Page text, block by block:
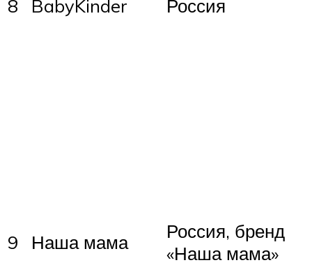
8 BabyKinder Россия
9 Наша мама
Россия, бренд
«Наша мама»